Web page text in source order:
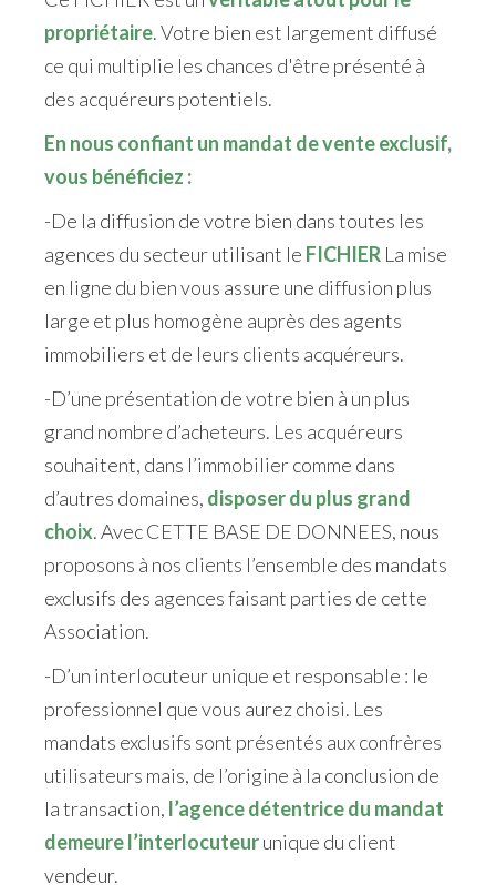
propriétaire. Votre bien est largement diffusé
ce qui multiplie les chances d'être présenté à
des acquéreurs potentiels.
En nous confiant un mandat de vente exclusif,
vous bénéficiez :
-De la diffusion de votre bien dans toutes les
agences du secteur utilisant le FICHIER La mise
en ligne du bien vous assure une diffusion plus
large et plus homogène auprès des agents
immobiliers et de leurs clients acquéreurs.
-D’une présentation de votre bien à un plus
grand nombre d’acheteurs. Les acquéreurs
souhaitent, dans l’immobilier comme dans
d’autres domaines, disposer du plus grand
choix. Avec CETTE BASE DE DONNEES, nous
proposons à nos clients l’ensemble des mandats
exclusifs des agences faisant parties de cette
Association.
-D’un interlocuteur unique et responsable : le
professionnel que vous aurez choisi. Les
mandats exclusifs sont présentés aux confrères
utilisateurs mais, de l’origine à la conclusion de
la transaction, l’agence détentrice du mandat
demeure l’interlocuteurunique du client
vendeur.